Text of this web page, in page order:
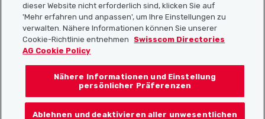
Localcities App herunterladen
Folgt uns auf:
dieser Website nicht erforderlich sind, klicken Sie auf
'Mehr erfahren und anpassen', um Ihre Einstellungen zu
verwalten. Nähere Informationen können Sie unserer
Cookie-Richtlinie entnehmen
Swisscom Directories
AG Cookie Policy
Nähere Informationen und Einstellung
persönlicher Präferenzen
Ablehnen und deaktivieren aller unwesentlichen